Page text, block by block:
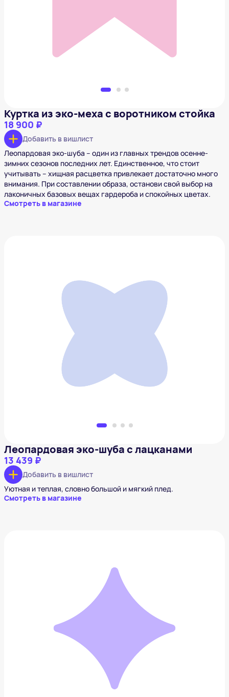
Добавить в вишлист
Куртка из эко-меха с воротником стойка
18 900 ₽
Добавить в вишлист
Леопардовая эко-шуба – один из главных трендов осенне-
зимних сезонов последних лет. Единственное, что стоит
учитывать – хищная расцветка привлекает достаточно много
внимания. При составлении образа, останови свой выбор на
лаконичных базовых вещах гардероба и спокойных цветах.
Смотреть в магазине
Леопардовая эко-шуба с лацканами
Леопардовая эко-шуба с лацканами
13 439 ₽
Добавить в вишлист
Уютная и теплая, словно большой и мягкий плед.
Смотреть в магазине
Добавить в вишлист